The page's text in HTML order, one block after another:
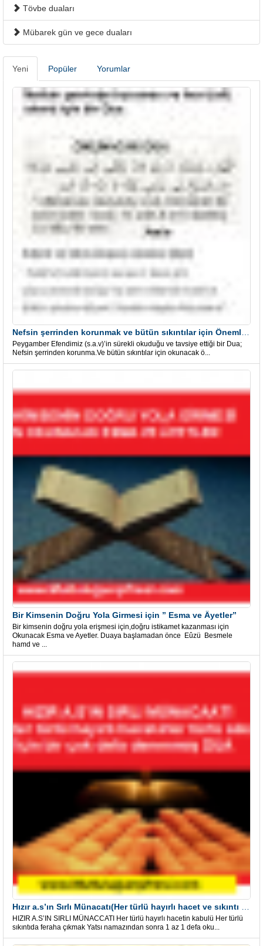
Tövbe duaları
Mübarek gün ve gece duaları
Yeni Popüler Yorumlar
Peygamber Efendimiz (s.a.v)’in sürekli okuduğu ve tavsiye ettiği bir Dua;
Nefsin şerrinden korunma.Ve bütün sıkıntılar için okunacak ö...
Bir Kimsenin Doğru Yola Girmesi için ” Esma ve Âyetler”
Bir kimsenin doğru yola erişmesi için,doğru istikamet kazanması için
Okunacak Esma ve Ayetler. Duaya başlamadan önce Eûzü Besmele
hamd ve ...
HIZIR A.S’IN SIRLI MÜNACCATI Her türlü hayırlı hacetin kabulü Her türlü
sıkıntıda feraha çıkmak Yatsı namazından sonra 1 az 1 defa oku...